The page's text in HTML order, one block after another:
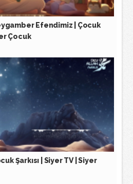
Efendimiz | Çocuk
Çocuk
Şarkısı | Siyer TV | Siyer